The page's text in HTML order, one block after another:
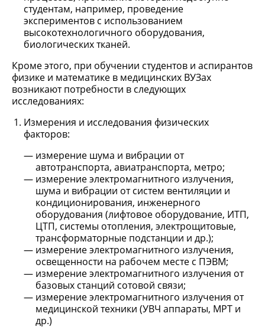
студентам, например, проведение
экспериментов с использованием
высокотехнологичного оборудования,
биологических тканей.
Кроме этого, при обучении студентов и аспирантов
физике и математике в медицинских ВУЗах
возникают потребности в следующих
исследованиях:
Измерения и исследования физических
факторов:
измерение шума и вибрации от
автотранспорта, авиатранспорта, метро;
измерение электромагнитного излучения,
шума и вибрации от систем вентиляции и
кондиционирования, инженерного
оборудования (лифтовое оборудование, ИТП,
ЦТП, системы отопления, электрощитовые,
трансформаторные подстанции и др.);
измерение электромагнитного излучения,
освещенности на рабочем месте с ПЭВМ;
измерение электромагнитного излучения от
базовых станций сотовой связи;
измерение электромагнитного излучения от
медицинской техники (УВЧ аппараты, МРТ и
др.)